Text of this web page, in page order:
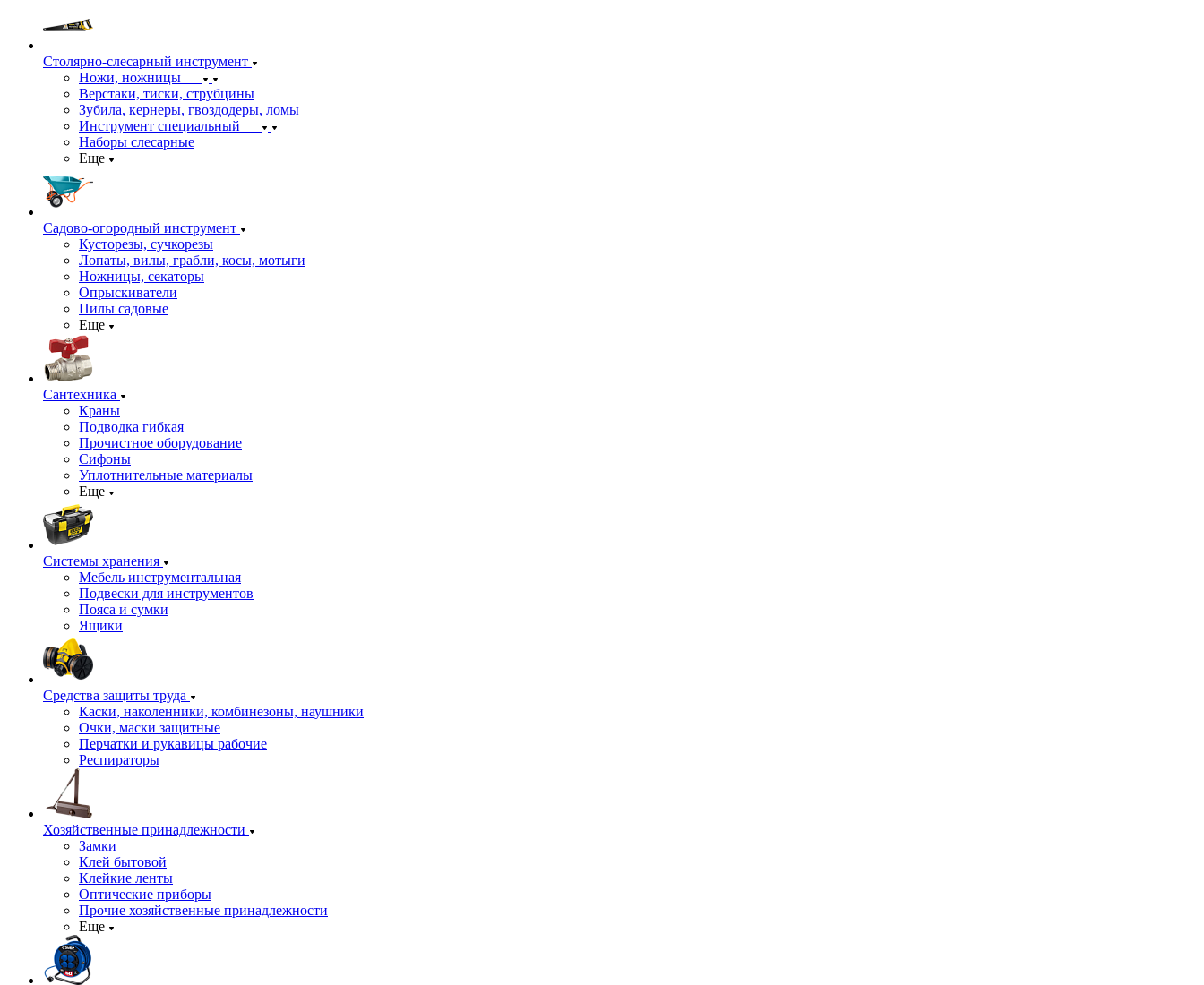
Столярно-слесарный инструмент
Ножи, ножницы
Верстаки, тиски, струбцины
Зубила, кернеры, гвоздодеры, ломы
Инструмент специальный
Наборы слесарные
Еще
Садово-огородный инструмент
Кусторезы, сучкорезы
Лопаты, вилы, грабли, косы, мотыги
Ножницы, секаторы
Опрыскиватели
Пилы садовые
Еще
Сантехника
Краны
Подводка гибкая
Прочистное оборудование
Сифоны
Уплотнительные материалы
Еще
Системы хранения
Мебель инструментальная
Подвески для инструментов
Пояса и сумки
Ящики
Средства защиты труда
Каски, наколенники, комбинезоны, наушники
Очки, маски защитные
Перчатки и рукавицы рабочие
Респираторы
Хозяйственные принадлежности
Замки
Клей бытовой
Клейкие ленты
Оптические приборы
Прочие хозяйственные принадлежности
Еще